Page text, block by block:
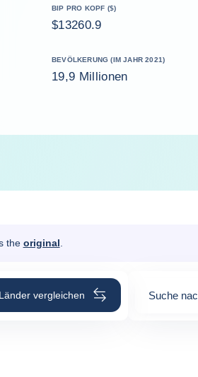
BIP PRO KOPF ($)
$13260.9
BEVÖLKERUNG (IM JAHR 2021)
19,9 Millionen
the original
Länder vergleichen Suche